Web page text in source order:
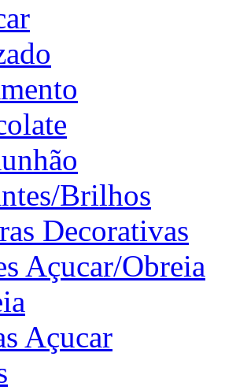
Brilhos
Decorativas
Açucar/Obreia
Açucar